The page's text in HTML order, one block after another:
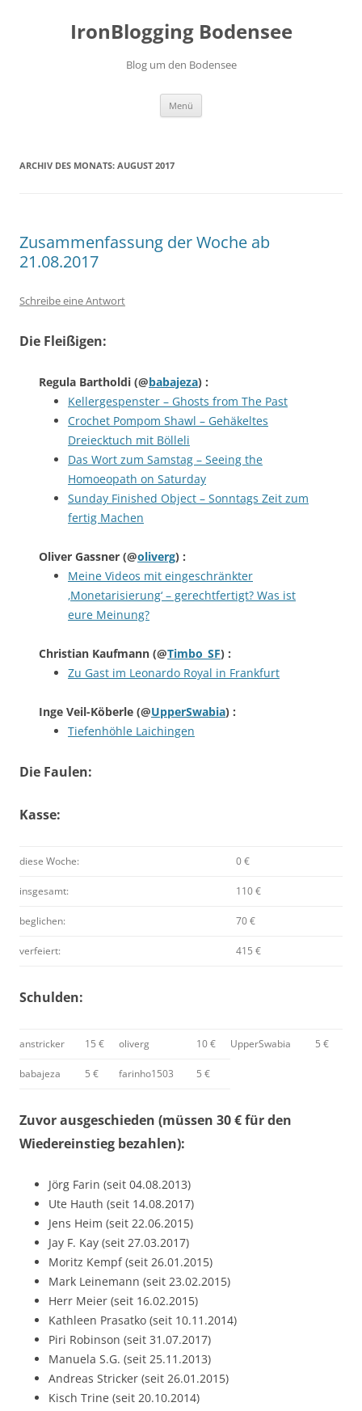
IronBlogging Bodensee
Blog um den Bodensee
Menü
ARCHIV DES MONATS: AUGUST 2017
Zusammenfassung der Woche ab
21.08.2017
Schreibe eine Antwort
Die Fleißigen:
Regula Bartholdi (@babajeza) :
Kellergespenster – Ghosts from The Past
Crochet Pompom Shawl – Gehäkeltes
Dreiecktuch mit Bölleli
Das Wort zum Samstag – Seeing the
Homoeopath on Saturday
Sunday Finished Object – Sonntags Zeit zum
fertig Machen
Oliver Gassner (@oliverg) :
Meine Videos mit eingeschränkter
‚Monetarisierung‘ – gerechtfertigt? Was ist
eure Meinung?
Christian Kaufmann (@Timbo_SF) :
Zu Gast im Leonardo Royal in Frankfurt
Inge Veil-Köberle (@UpperSwabia) :
Tiefenhöhle Laichingen
Die Faulen:
Kasse:
diese Woche: 0 €
insgesamt: 110 €
beglichen: 70 €
verfeiert: 415 €
Schulden:
anstricker 15 € oliverg 10 € UpperSwabia 5 €
babajeza 5 € farinho1503 5 €
Zuvor ausgeschieden (müssen 30 € für den
Wiedereinstieg bezahlen):
Jörg Farin (seit 04.08.2013)
Ute Hauth (seit 14.08.2017)
Jens Heim (seit 22.06.2015)
Jay F. Kay (seit 27.03.2017)
Moritz Kempf (seit 26.01.2015)
Mark Leinemann (seit 23.02.2015)
Herr Meier (seit 16.02.2015)
Kathleen Prasatko (seit 10.11.2014)
Piri Robinson (seit 31.07.2017)
Manuela S.G. (seit 25.11.2013)
Andreas Stricker (seit 26.01.2015)
Kisch Trine (seit 20.10.2014)